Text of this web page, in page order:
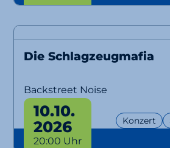
Die Schlagzeugmafia
Backstreet Noise
Konzert
10.10.
2026
20:00 Uhr